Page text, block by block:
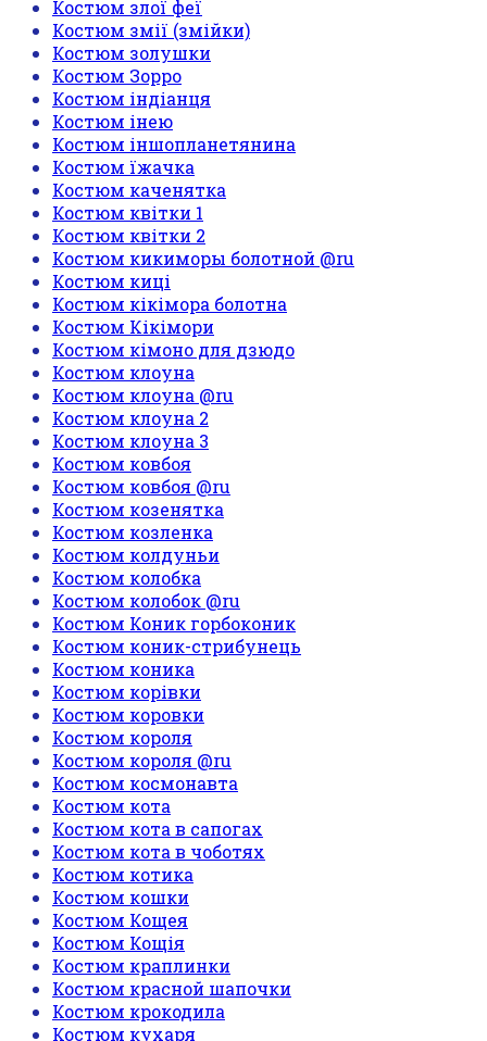
Костюм злої феї
Костюм змії (змійки)
Костюм золушки
Костюм Зорро
Костюм індіанця
Костюм інею
Костюм іншопланетянина
Костюм їжачка
Костюм каченятка
Костюм квітки 1
Костюм квітки 2
Костюм кикиморы болотной @ru
Костюм киці
Костюм кікімора болотна
Костюм Кікімори
Костюм кімоно для дзюдо
Костюм клоуна
Костюм клоуна @ru
Костюм клоуна 2
Костюм клоуна 3
Костюм ковбоя
Костюм ковбоя @ru
Костюм козенятка
Костюм козленка
Костюм колдуньи
Костюм колобка
Костюм колобок @ru
Костюм Коник горбоконик
Костюм коник-стрибунець
Костюм коника
Костюм корівки
Костюм коровки
Костюм короля
Костюм короля @ru
Костюм космонавта
Костюм кота
Костюм кота в сапогах
Костюм кота в чоботях
Костюм котика
Костюм кошки
Костюм Кощея
Костюм Кощія
Костюм краплинки
Костюм красной шапочки
Костюм крокодила
Костюм кухаря